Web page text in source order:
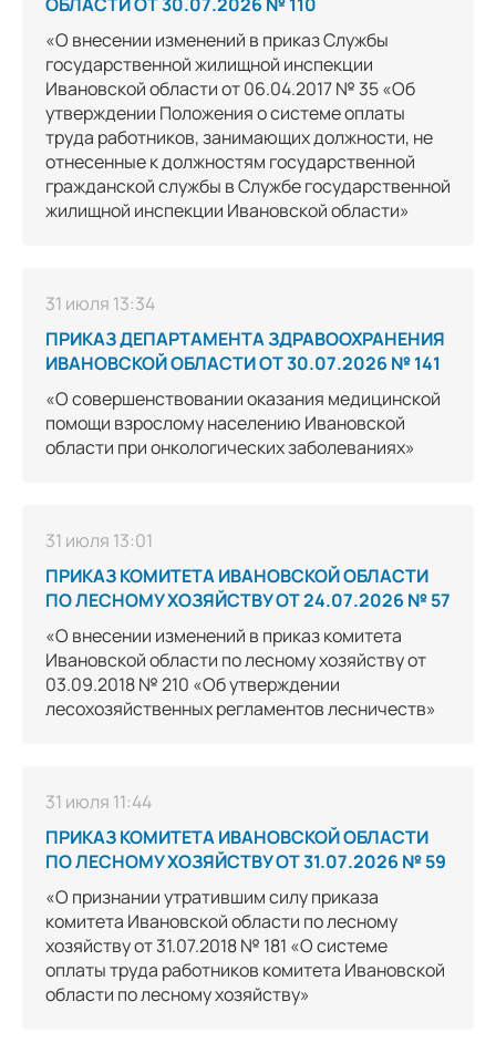
«О внесении изменений в приказ Службы
государственной жилищной инспекции
Ивановской области от 06.04.2017 № 35 «Об
утверждении Положения о системе оплаты
труда работников, занимающих должности, не
отнесенные к должностям государственной
гражданской службы в Службе государственной
жилищной инспекции Ивановской области»
31 июля 13:34
ПРИКАЗ ДЕПАРТАМЕНТА ЗДРАВООХРАНЕНИЯ
ИВАНОВСКОЙ ОБЛАСТИ ОТ 30.07.2026 № 141
«О совершенствовании оказания медицинской
помощи взрослому населению Ивановской
области при онкологических заболеваниях»
31 июля 13:01
ПРИКАЗ КОМИТЕТА ИВАНОВСКОЙ ОБЛАСТИ
ПО ЛЕСНОМУ ХОЗЯЙСТВУ ОТ 24.07.2026 № 57
«О внесении изменений в приказ комитета
Ивановской области по лесному хозяйству от
03.09.2018 № 210 «Об утверждении
лесохозяйственных регламентов лесничеств»
31 июля 11:44
ПРИКАЗ КОМИТЕТА ИВАНОВСКОЙ ОБЛАСТИ
ПО ЛЕСНОМУ ХОЗЯЙСТВУ ОТ 31.07.2026 № 59
«О признании утратившим силу приказа
комитета Ивановской области по лесному
хозяйству от 31.07.2018 № 181 «О системе
оплаты труда работников комитета Ивановской
области по лесному хозяйству»